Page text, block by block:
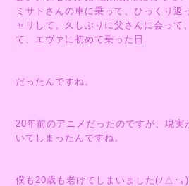
ミサトさんの車に乗って、ひっくり返
ャリして、久しぶりに父さんに会って
て、エヴァに初めて乗った日
だったんですね。
20年前のアニメだったのですが、現実
いてしまったんですね。
僕も20歳も老けてしまいました(ﾉ△･｡)